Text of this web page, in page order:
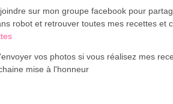
sur mon groupe facebook pour
robot et retrouver toutes mes recettes et
vos photos si vous réalisez mes
mise à l'honneur